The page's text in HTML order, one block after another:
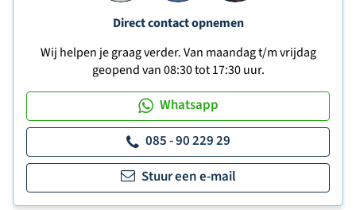
Direct contact opnemen
Wij helpen je graag verder. Van maandag t/m vrijdag
geopend van 08:30 tot 17:30 uur.
Whatsapp
085 - 90 229 29
Stuur een e-mail